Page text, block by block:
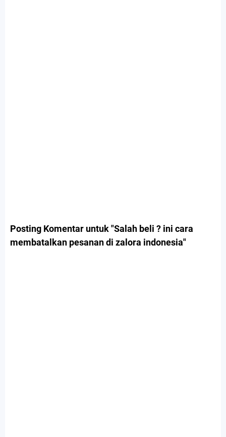
Posting Komentar untuk "Salah beli ? ini cara
membatalkan pesanan di zalora indonesia"